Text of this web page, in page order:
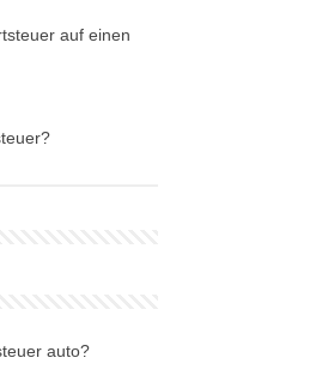
auf einen
auto?